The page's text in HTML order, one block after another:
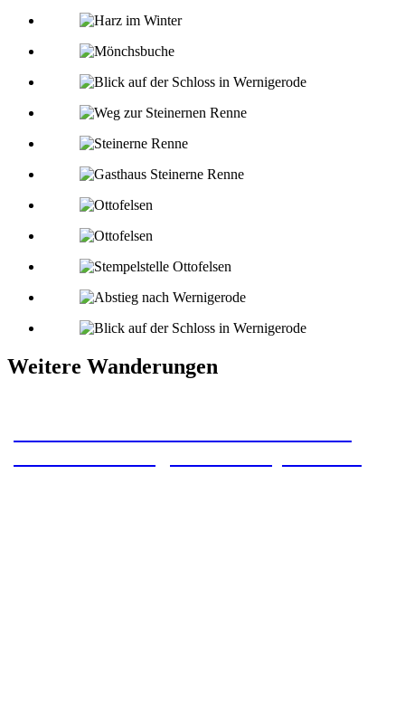
Weitere Wanderungen